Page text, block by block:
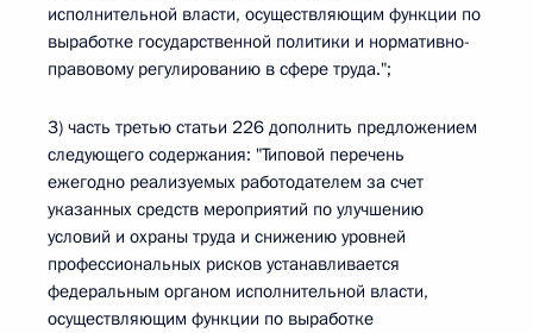
исполнительной власти, осуществляющим функции по
выработке государственной политики и нормативно-
правовому регулированию в сфере труда.";
3) часть третью статьи 226 дополнить предложением
следующего содержания: "Типовой перечень
ежегодно реализуемых работодателем за счет
указанных средств мероприятий по улучшению
условий и охраны труда и снижению уровней
профессиональных рисков устанавливается
федеральным органом исполнительной власти,
осуществляющим функции по выработке